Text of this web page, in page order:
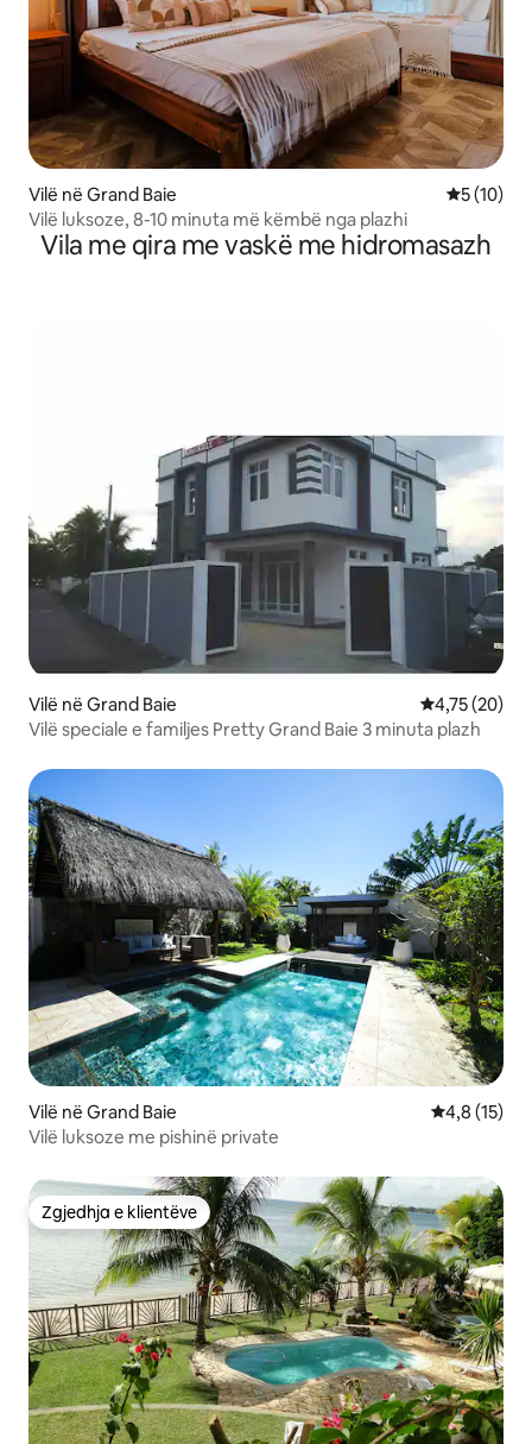
Vilë në Grand Baie Vlerësimi
5 (10)
Vilë luksoze, 8-10 minuta më këmbë nga plazhi
Vila me qira me vaskë me hidromasazh
Vilë në Grand Baie Vlerësimi
4,75 (20)
Vilë speciale e familjes Pretty Grand Baie 3 minuta plazh
Vilë në Grand Baie Vlerësimi
4,8 (15)
Vilë luksoze me pishinë private
Zgjedhja e klientëve
Zgjedhja e klientëve